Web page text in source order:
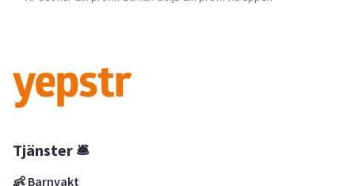
Tjänster 🛎
👶 Barnvakt